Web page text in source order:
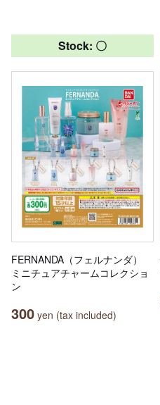
Stock: 〇
FERNANDA（フェルナンダ）
ミニチュアチャームコレクショ
ン
300 yen (tax included)